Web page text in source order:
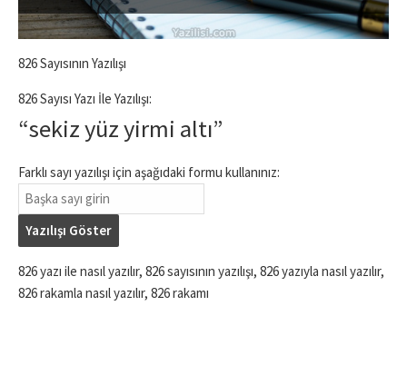
826 Sayısının Yazılışı
826 Sayısı Yazı İle Yazılışı:
“sekiz yüz yirmi altı”
Farklı sayı yazılışı için aşağıdaki formu kullanınız:
Yazılışı Göster
826 yazı ile nasıl yazılır, 826 sayısının yazılışı, 826 yazıyla nasıl yazılır,
826 rakamla nasıl yazılır, 826 rakamı